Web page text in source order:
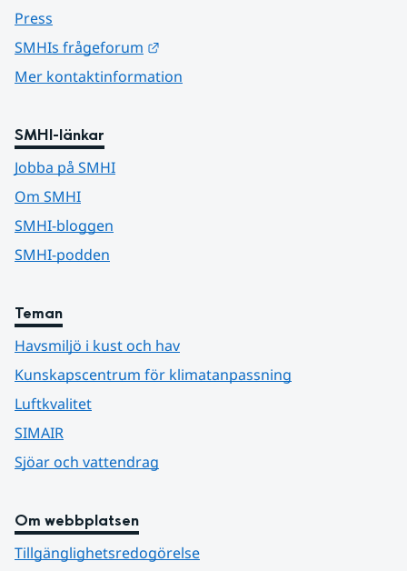
Press
SMHIs frågeforum
Mer kontaktinformation
SMHI-länkar
Jobba på SMHI
Om SMHI
SMHI-bloggen
SMHI-podden
Teman
Havsmiljö i kust och hav
Kunskapscentrum för klimatanpassning
Luftkvalitet
SIMAIR
Sjöar och vattendrag
Om webbplatsen
Tillgänglighetsredogörelse